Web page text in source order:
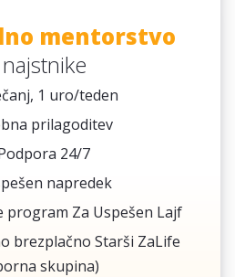
mentorstvo
1 uro/teden
prilagoditev
24/7
napredek
program Za Uspešen Lajf
brezplačno Starši ZaLife
skupina)